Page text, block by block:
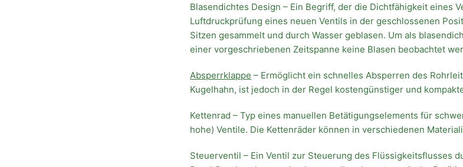
Blasendichtes Design – Ein Begriff, der die Dichtfähigkeit eines
Luftdruckprüfung eines neuen Ventils in der geschlossenen
Sitzen gesammelt und durch Wasser geblasen. Um als
einer vorgeschriebenen Zeitspanne keine Blasen beobachtet
Absperrklappe – Ermöglicht ein schnelles Absperren des
Kugelhahn, ist jedoch in der Regel kostengünstiger und
Kettenrad – Typ eines manuellen Betätigungselements für
hohe) Ventile. Die Kettenräder können in verschiedenen
Steuerventil – Ein Ventil zur Steuerung des Flüssigkeitsflusses